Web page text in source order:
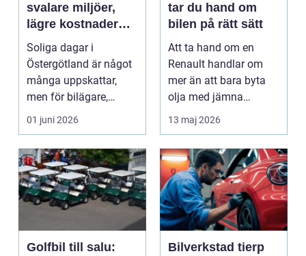
svalare miljöer,
lägre kostnader
och bättre komfort
Soliga dagar i
Östergötland är något
många uppskattar,
men för bilägare,
båtägare och
fastighetsförv...
01 juni 2026
tar du hand om
bilen på rätt sätt
Att ta hand om en
Renault handlar om
mer än att bara byta
olja med jämna
mellanrum. För många
biläga...
13 maj 2026
Golfbil till salu:
Bilverkstad tierp